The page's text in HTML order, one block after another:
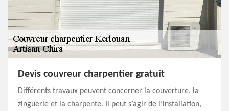
Devis couvreur charpentier gratuit
Différents travaux peuvent concerner la couverture, la
zinguerie et la charpente. Il peut s’agir de l’installation,